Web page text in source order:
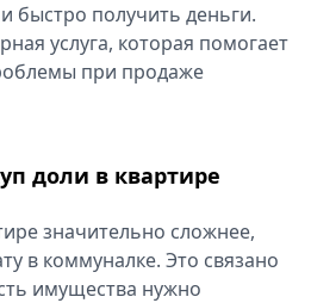
быстро получить деньги.
услуга, которая помогает
при продаже
доли в квартире
значительно сложнее,
в коммуналке. Это связано
имущества нужно